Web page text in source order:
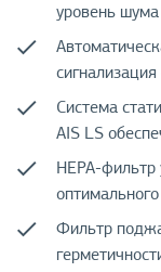
уровень
Система
AIS LS
НЕРА-фильтр
Фильтр